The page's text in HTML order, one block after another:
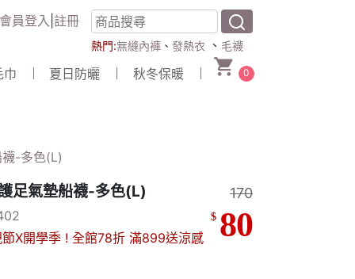
會員登入 註冊
熱門:無縫內褲 、 發熱衣 、 毛襪
巾 夏日防曬 秋冬保暖 0
-多色(L)
足氣墊船襪-多色(L)
X開學季 ! 全館78折 滿899送涼感
170
$ 80